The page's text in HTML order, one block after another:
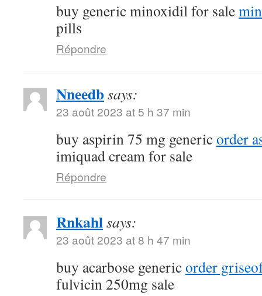
buy generic minoxidil for sale
pills
Répondre
Nneedbsays:
23 août 2023 at 5 h 37 min
buy aspirin 75 mg genericorder
imiquad cream for sale
Répondre
Rnkahlsays:
23 août 2023 at 8 h 47 min
buy acarbose genericorder
fulvicin 250mg sale